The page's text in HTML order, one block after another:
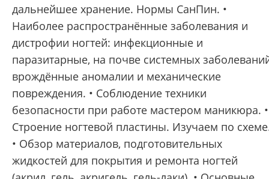
дальнейшее хранение. Нормы СанПин. •
Наиболее распространённые заболевания и
дистрофии ногтей: инфекционные и
паразитарные, на почве системных
врождённые аномалии и механические
повреждения. • Соблюдение техники
безопасности при работе мастером маникюра. •
Строение ногтевой пластины. Изучаем по
• Обзор материалов, подготовительных
жидкостей для покрытия и ремонта ногтей